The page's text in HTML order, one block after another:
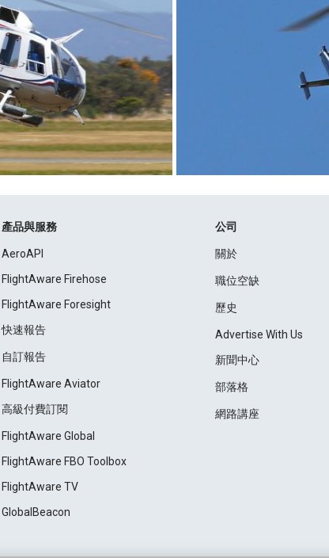
產品與服務
AeroAPI
FlightAware Firehose
FlightAware Foresight
快速報告
自訂報告
FlightAware Aviator
高級付費訂閱
FlightAware Global
FlightAware FBO Toolbox
FlightAware TV
GlobalBeacon
公司
關於
職位空缺
歷史
Advertise With Us
新聞中心
部落格
網路講座